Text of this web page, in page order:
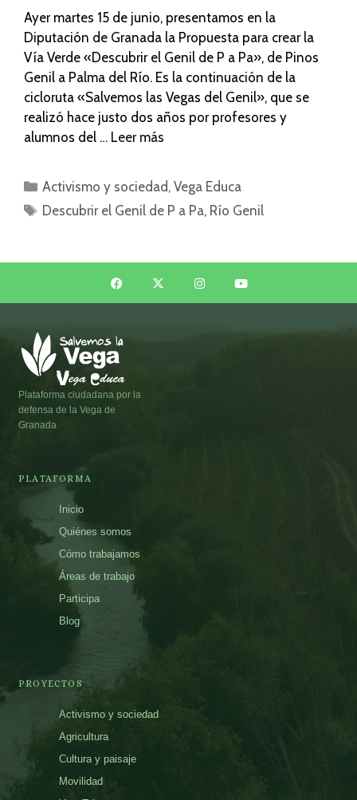
Ayer martes 15 de junio, presentamos en la
Diputación de Granada la Propuesta para crear la
Vía Verde «Descubrir el Genil de P a Pa», de Pinos
Genil a Palma del Río. Es la continuación de la
cicloruta «Salvemos las Vegas del Genil», que se
realizó hace justo dos años por profesores y
alumnos del … Leer más
Activismo y sociedad,Vega Educa
Descubrir el Genil de P a Pa, Río Genil
Plataforma ciudadana por la
defensa de la Vega de
Granada
PLATAFORMA
Inicio
Quiénes somos
Cómo trabajamos
Áreas de trabajo
Participa
Blog
PROYECTOS
Activismo y sociedad
Agricultura
Cultura y paisaje
Movilidad